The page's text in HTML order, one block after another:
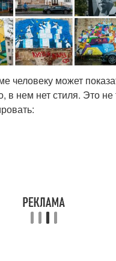
человеку может
в нем нет стиля. Это не